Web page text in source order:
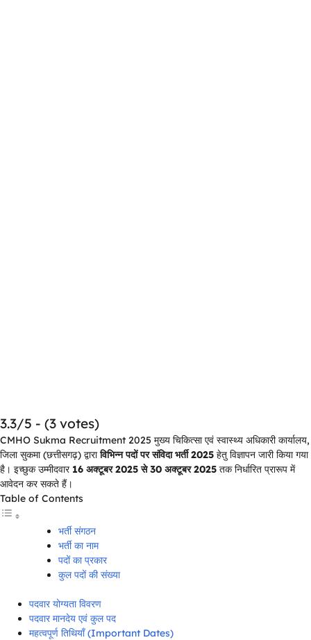
3.3/5 - (3 votes)
CMHO Sukma Recruitment 2025 मुख्य चिकित्सा एवं स्वास्थ्य अधिकारी कार्यालय,
जिला सुकमा (छत्तीसगढ़) द्वाराविभिन्न पदों पर संविदा भर्ती 2025 हेतु विज्ञापन जारी किया गया
है। इच्छुक उम्मीदवार 16 अक्टूबर 2025 से 30 अक्टूबर 2025 तक निर्धारित प्रारूप में
आवेदन कर सकते हैं।
Table of Contents
भर्ती संगठन
भर्ती का नाम
पदों का प्रकार
कुल पदों की संख्या
पदवार योग्यता विवरण
पदवार मानदेय एवं कुल पद
महत्वपूर्ण तिथियाँ (Important Dates)